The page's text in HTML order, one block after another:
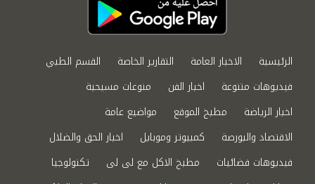
الرئيسية الاخبار العامة التقارير الخاصة
القسم الطبي
فيديوهات متنوعة
اخبار الفن
منوعات مسيحية
اخبار الرياضة
مطبخ الموقع
مواضيع عامة
الاقتصاد والبورصة
كمبيوتر وموبايل
اخبار الحق والضلال
فيديوهات فضائيات
مطبخ الاكل مع لى لى
تكنولوجيا